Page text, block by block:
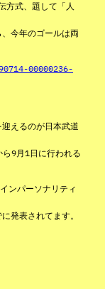
方式、題して「人
今年のゴールは両
00000236-
えるのが日本武道
9月1日に行われる
ンパーソナリティ
発表されてます。